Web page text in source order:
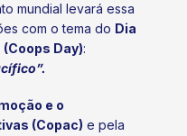
mundial levará essa
com o tema do Dia
Day):
e o
(Copac) e pela